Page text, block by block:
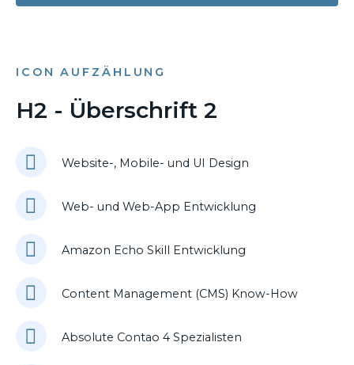
ICON AUFZÄHLUNG
H2 - Überschrift 2
Website-, Mobile- und UI Design
Web- und Web-App Entwicklung
Amazon Echo Skill Entwicklung
Content Management (CMS) Know-How
Absolute Contao 4 Spezialisten